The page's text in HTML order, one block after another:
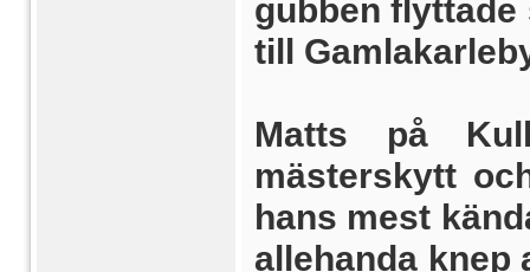
gubben
till
Matts på
mästerskytt
hans mest
allehanda knep